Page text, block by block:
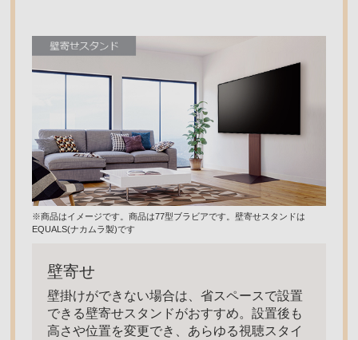
※商品はイメージです。商品は77型ブラビアです。壁寄せスタンドは
EQUALS(ナカムラ製)です
壁寄せ
壁掛けができない場合は、省スペースで設置
できる壁寄せスタンドがおすすめ。設置後も
高さや位置を変更でき、あらゆる視聴スタイ